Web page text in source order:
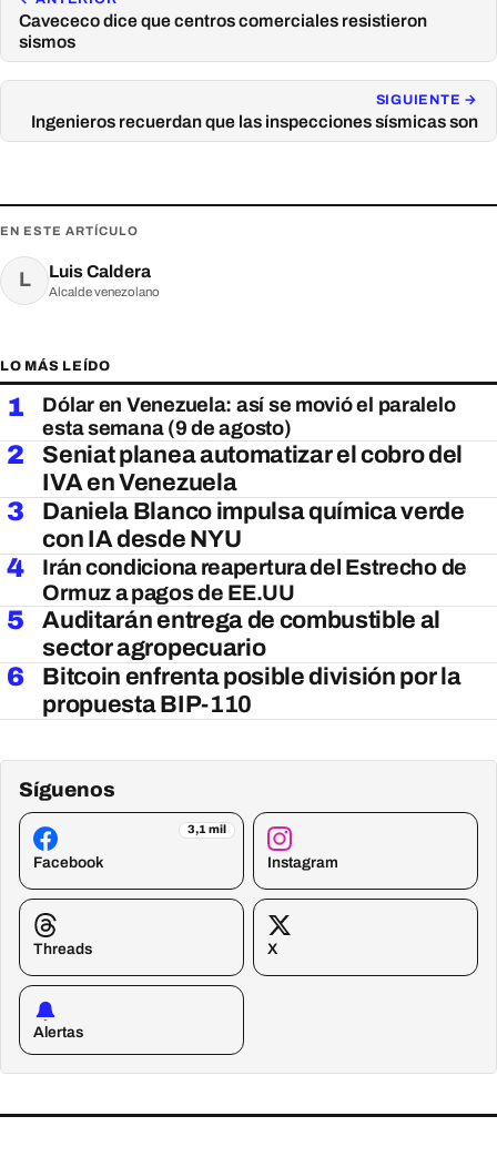
Cavececo dice que centros comerciales resistieron
sismos
SIGUIENTE →
Ingenieros recuerdan que las inspecciones sísmicas son
EN ESTE ARTÍCULO
L Luis Caldera
Alcalde venezolano
LO MÁS LEÍDO
1
Dólar en Venezuela: así se movió el paralelo
esta semana (9 de agosto)
2
Seniat planea automatizar el cobro del
IVA en Venezuela
3
Daniela Blanco impulsa química verde
con IA desde NYU
4
Irán condiciona reapertura del Estrecho de
Ormuz a pagos de EE.UU
5
Auditarán entrega de combustible al
sector agropecuario
6
Bitcoin enfrenta posible división por la
propuesta BIP-110
Síguenos
3,1 mil
Facebook Instagram
Threads X
Alertas